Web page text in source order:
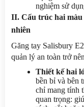
nghiệm sử
II. Cấu trúc hai màu
nhiên
Găng tay Salisbury
quản lý an toàn trở
Thiết kế hai
bền bỉ và bên
chỉ mang tính
quan trọng: